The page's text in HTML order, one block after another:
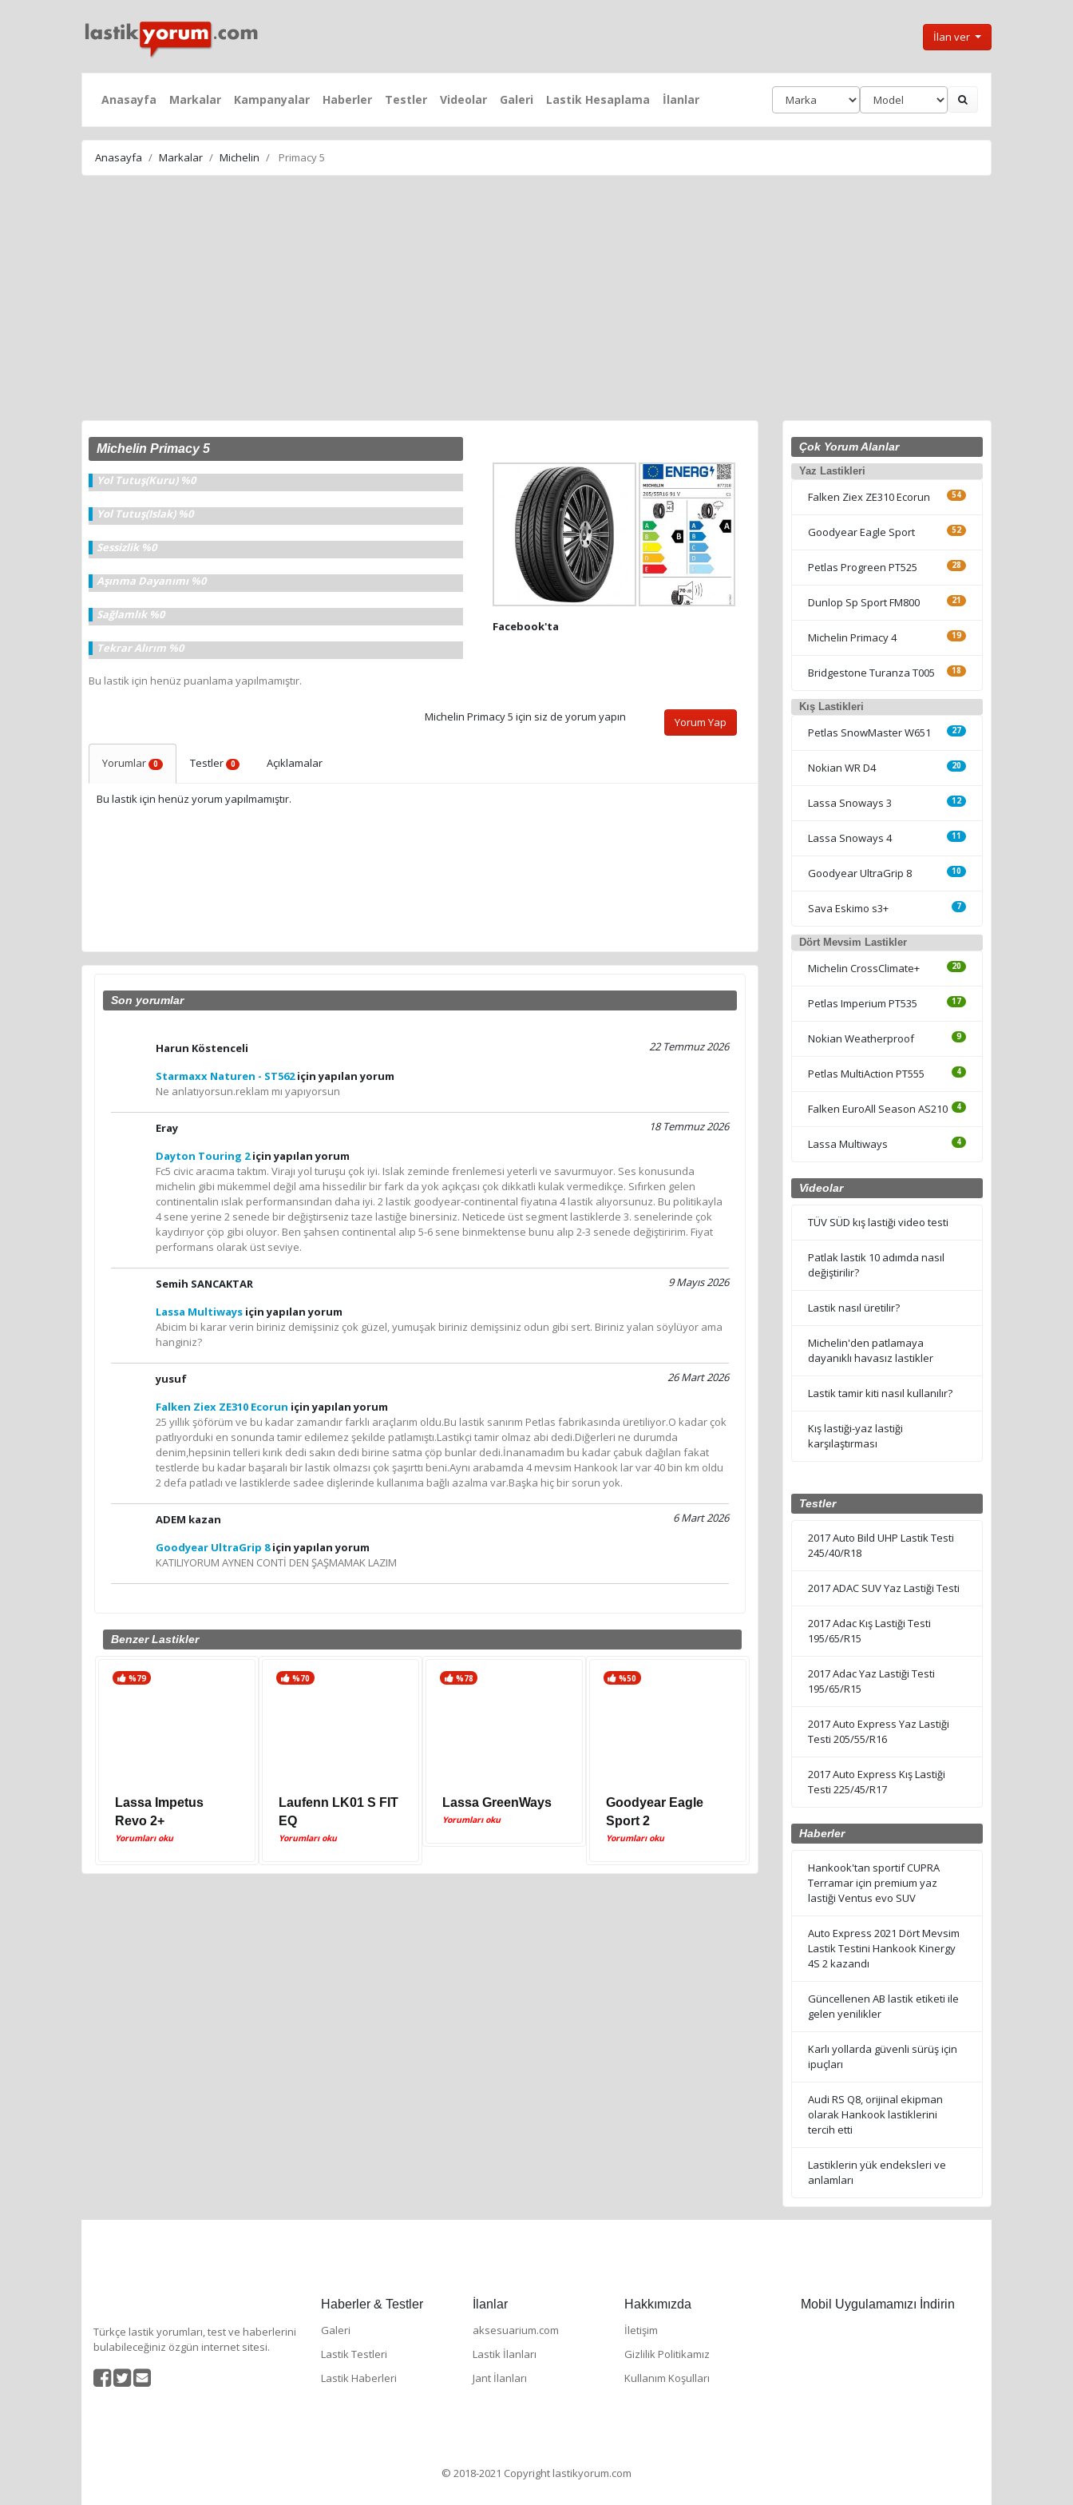
İlan ver
Anasayfa Markalar Kampanyalar Haberler Testler Videolar Galeri Lastik Hesaplama İlanlar
Anasayfa Markalar Michelin Primacy 5
Michelin Primacy 5
Yol Tutuş(Kuru) %0
Yol Tutuş(Islak) %0
Sessizlik %0
Aşınma Dayanımı %0
Sağlamlık %0
Tekrar Alırım %0
Bu lastik için henüz puanlama yapılmamıştır.
Facebook'ta
Michelin Primacy 5 için siz de yorum yapın Yorum Yap
Yorumlar 0 Testler 0 Açıklamalar
Bu lastik için henüz yorum yapılmamıştır.
Son yorumlar
22 Temmuz 2026
Harun Köstenceli
Starmaxx Naturen - ST562için yapılan yorum
Ne anlatıyorsun.reklam mı yapıyorsun
18 Temmuz 2026
Eray
Dayton Touring 2için yapılan yorum
Fc5 civic aracıma taktım. Virajı yol turuşu çok iyi. Islak zeminde frenlemesi yeterli ve savurmuyor. Ses konusunda
michelin gibi mükemmel değil ama hissedilir bir fark da yok açıkçası çok dikkatli kulak vermedikçe. Sıfırken gelen
continentalin ıslak performansından daha iyi. 2 lastik goodyear-continental fiyatına 4 lastik alıyorsunuz. Bu politikayla
4 sene yerine 2 senede bir değiştirseniz taze lastiğe binersiniz. Neticede üst segment lastiklerde 3. senelerinde çok
kaydırıyor çöp gibi oluyor. Ben şahsen continental alıp 5-6 sene binmektense bunu alıp 2-3 senede değiştiririm. Fiyat
performans olarak üst seviye.
9 Mayıs 2026
Semih SANCAKTAR
Lassa Multiways için yapılan yorum
Abicim bi karar verin biriniz demişsiniz çok güzel, yumuşak biriniz demişsiniz odun gibi sert. Biriniz yalan söylüyor ama
hanginiz?
26 Mart 2026
yusuf
Falken Ziex ZE310 Ecorun için yapılan yorum
25 yıllık şöförüm ve bu kadar zamandır farklı araçlarım oldu.Bu lastik sanırım Petlas fabrikasında üretiliyor.O kadar çok
patlıyorduki en sonunda tamir edilemez şekilde patlamıştı.Lastikçi tamir olmaz abi dedi.Diğerleri ne durumda
denim,hepsinin telleri kırık dedi sakın dedi birine satma çöp bunlar dedi.İnanamadım bu kadar çabuk dağılan fakat
testlerde bu kadar başaralı bir lastik olmazsı çok şaşırttı beni.Aynı arabamda 4 mevsim Hankook lar var 40 bin km oldu
2 defa patladı ve lastiklerde sadee dişlerinde kullanıma bağlı azalma var.Başka hiç bir sorun yok.
6 Mart 2026
ADEM kazan
Goodyear UltraGrip 8için yapılan yorum
KATILIYORUM AYNEN CONTİ DEN ŞAŞMAMAK LAZIM
Benzer Lastikler
%79
Lassa Impetus
Revo 2+
Yorumları oku
%70
Laufenn LK01 S FIT
EQ
Yorumları oku
%78
Lassa GreenWays
Yorumları oku
%50
Goodyear Eagle
Sport 2
Yorumları oku
Çok Yorum Alanlar
Yaz Lastikleri
Falken Ziex ZE310 Ecorun 54
Goodyear Eagle Sport 52
Petlas Progreen PT525 28
Dunlop Sp Sport FM800 21
Michelin Primacy 4 19
Bridgestone Turanza T005 18
Kış Lastikleri
Petlas SnowMaster W651 27
Nokian WR D4 20
Lassa Snoways 3 12
Lassa Snoways 4 11
Goodyear UltraGrip 8 10
Sava Eskimo s3+ 7
Dört Mevsim Lastikler
Michelin CrossClimate+ 20
Petlas Imperium PT535 17
Nokian Weatherproof 9
Petlas MultiAction PT555 4
Falken EuroAll Season AS210 4
Lassa Multiways 4
Videolar
TÜV SÜD kış lastiği video testi
Patlak lastik 10 adımda nasıl
değiştirilir?
Lastik nasıl üretilir?
Michelin'den patlamaya
dayanıklı havasız lastikler
Lastik tamir kiti nasıl kullanılır?
Kış lastiği-yaz lastiği
karşılaştırması
Testler
2017 Auto Bild UHP Lastik Testi
245/40/R18
2017 ADAC SUV Yaz Lastiği Testi
2017 Adac Kış Lastiği Testi
195/65/R15
2017 Adac Yaz Lastiği Testi
195/65/R15
2017 Auto Express Yaz Lastiği
Testi 205/55/R16
2017 Auto Express Kış Lastiği
Testi 225/45/R17
Haberler
Hankook'tan sportif CUPRA
Terramar için premium yaz
lastiği Ventus evo SUV
Auto Express 2021 Dört Mevsim
Lastik Testini Hankook Kinergy
4S 2 kazandı
Güncellenen AB lastik etiketi ile
gelen yenilikler
Karlı yollarda güvenli sürüş için
ipuçları
Audi RS Q8, orijinal ekipman
olarak Hankook lastiklerini
tercih etti
Lastiklerin yük endeksleri ve
anlamları
Türkçe lastik yorumları, test ve haberlerini
bulabileceğiniz özgün internet sitesi.
Haberler & Testler
Galeri
Lastik Testleri
Lastik Haberleri
İlanlar
aksesuarium.com
Lastik İlanları
Jant İlanları
Hakkımızda
İletişim
Gizlilik Politikamız
Kullanım Koşulları
Mobil Uygulamamızı İndirin
© 2018-2021 Copyright lastikyorum.com